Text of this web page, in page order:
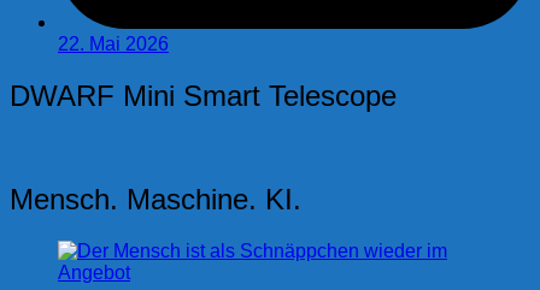
22. Mai 2026
DWARF Mini Smart Telescope
Mensch. Maschine. KI.